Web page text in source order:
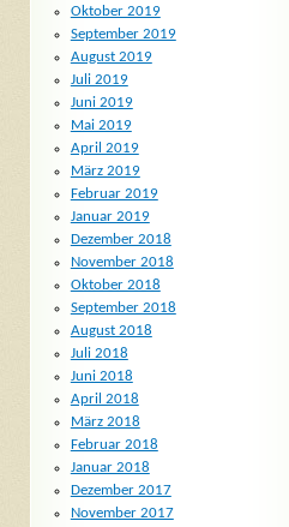
Oktober 2019
September 2019
August 2019
Juli 2019
Juni 2019
Mai 2019
April 2019
März 2019
Februar 2019
Januar 2019
Dezember 2018
November 2018
Oktober 2018
September 2018
August 2018
Juli 2018
Juni 2018
April 2018
März 2018
Februar 2018
Januar 2018
Dezember 2017
November 2017